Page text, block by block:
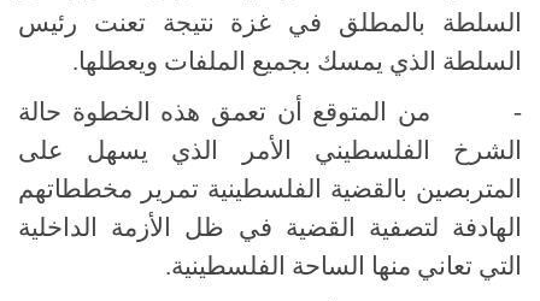
السلطة بالمطلق في غزة نتيجة تعنت رئيس
السلطة الذي يمسك بجميع الملفات ويعطلها.
- من المتوقع أن تعمق هذه الخطوة حالة
الشرخ الفلسطيني الأمر الذي يسهل على
المتربصين بالقضية الفلسطينية تمرير مخططاتهم
الهادفة لتصفية القضية في ظل الأزمة الداخلية
التي تعاني منها الساحة الفلسطينية.